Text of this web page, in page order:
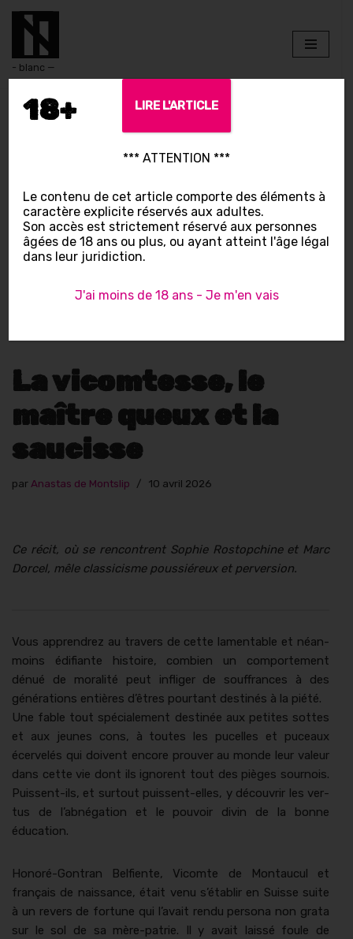
au
contenu
- blanc —
La vicomtesse, le
maître queux et la
saucisse
parAnastas de Montslip 10 avril 2026
Ce réc­it, où se ren­con­trent Sophie Ros­top­chine et Marc
Dor­cel, mêle clas­si­cisme pous­siéreux et perversion.
Vous appren­drez au tra­vers de cette lam­en­ta­ble et néan­
moins édi­fi­ante his­toire, com­bi­en un com­porte­ment
dénué de moral­ité peut infliger de souf­frances à des
généra­tions entières d’êtres pour­tant des­tinés à la piété.
Une fable tout spé­ciale­ment des­tinée aux petites sottes
et aux jeunes cons, à toutes les pucelles et puceaux
écervelés qui doivent encore prou­ver au monde leur valeur
dans cette vie dont ils ignorent tout des pièges sournois.
Puis­sent-ils, et surtout puis­sent-elles, y décou­vrir les ver­
tus de l’abnégation et le pou­voir divin de la bonne
éducation.
Hon­oré-Gontran Belfiente, Vicomte de Mon­tau­cul et
français de nais­sance, était venu s’établir en Suisse suite
à un revers de for­tune qui l’avait ren­du per­sona non gra­ta
sur le sol de sa mère-patrie. Il y avait lais­sé foule de
18+
*** ATTENTION ***
Le contenu de cet article comporte des éléments à
caractère explicite réservés aux adultes.
Son accès est strictement réservé aux personnes
âgées de 18 ans ou plus, ou ayant atteint l'âge légal
dans leur juridiction.
J'ai moins de 18 ans - Je m'en vais
LIRE L'ARTICLE